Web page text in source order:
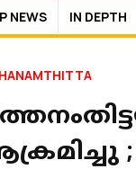
NEWS IN DEPTH